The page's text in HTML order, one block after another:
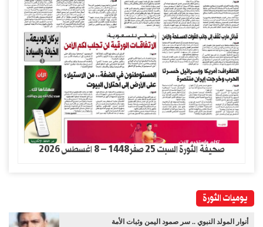
صحيفة الثورة السبت 25 صفر1448 – 8 اغسطس 2026
يوميات الثورة
أنوار المولد النبوي .. سر صمود اليمن وثبات الأمة